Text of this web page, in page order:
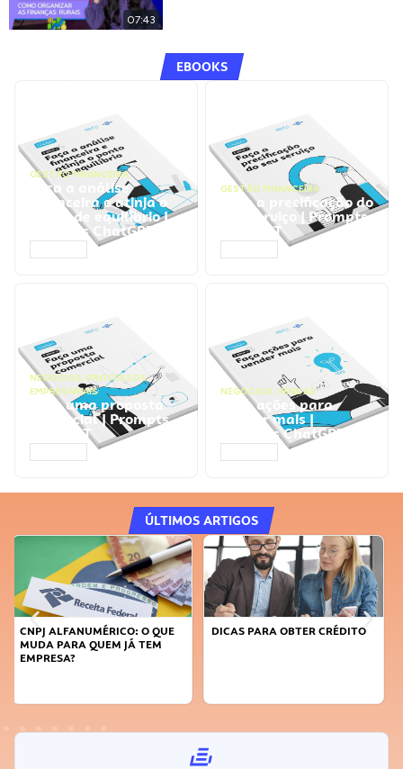
07:43
EBOOKS
GESTÃO FINANCEIRA
Faça a análise
financeira e atinja o
ponto de equilíbrio |
Prompts ChatGPT
GESTÃO FINANCEIRA
Faça a precificação do
seu serviço | Prompts
ChatGPT
NEGÓCIOS, PROCESSOS
EMPRESARIAIS
Faça uma proposta
comercial | Prompts
ChatGPT
NEGÓCIOS, VENDAS
Faça ações para
vender mais |
Prompts ChatGPT
ÚLTIMOS ARTIGOS
DICAS PARA OBTER CRÉDITO
FAÇA A DIFERENÇA: SEJA